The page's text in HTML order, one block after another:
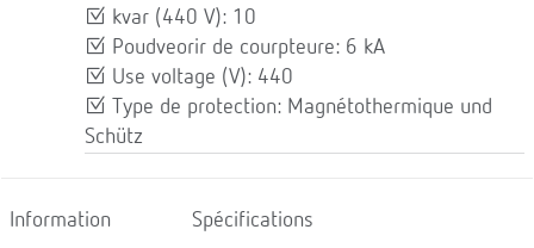
kvar (440 V): 10
Poudveorir de courpteure: 6 kA
Use voltage (V): 440
Type de protection: Magnétothermique und
Schütz
Information Spécifications